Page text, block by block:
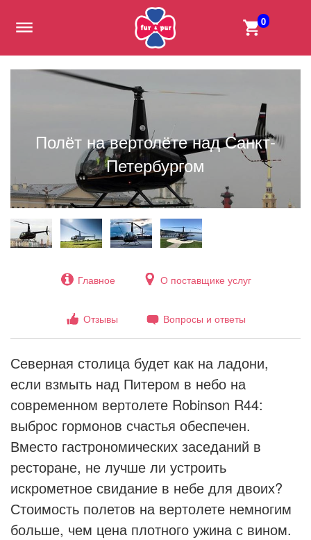
0
Полёт на вертолёте над Санкт-
Петербургом
Главное О поставщике услуг
Отзывы Вопросы и ответы
Северная столица будет как на ладони,
если взмыть над Питером в небо на
современном вертолете Robinson R44:
выброс гормонов счастья обеспечен.
Вместо гастрономических заседаний в
ресторане, не лучше ли устроить
искрометное свидание в небе для двоих?
Стоимость полетов на вертолете немногим
больше, чем цена плотного ужина с вином.